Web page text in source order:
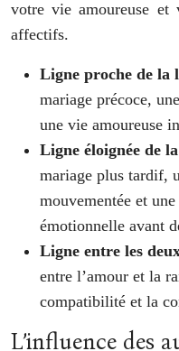
votre vie amoureuse et
affectifs.
Ligne proche de la
mariage précoce,
une vie amoureuse
Ligne éloignée de
mariage plus tardif,
mouvementée et
émotionnelle avant
Ligne entre les
entre l’amour et la
compatibilité et la
L’influence des